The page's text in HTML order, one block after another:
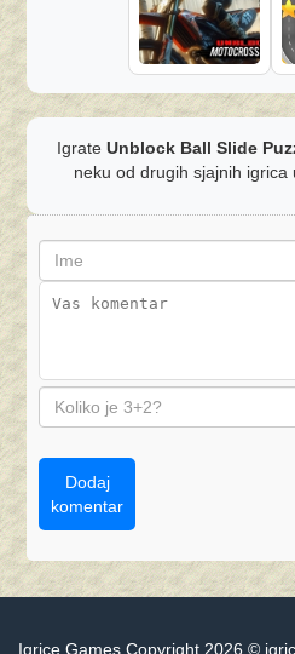
Igrate Unblock Ball Slide
neku od drugih sjajnih igrica
Dodaj
komentar
Igrice Games Copyright 2026 ©